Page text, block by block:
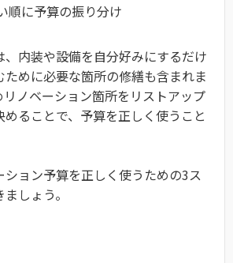
順に予算の振り分け
、内装や設備を自分好みにするだけ
ために必要な箇所の修繕も含まれま
リノベーション箇所をリストアップ
めることで、予算を正しく使うこと
ョン予算を正しく使うための3ス
しょう。